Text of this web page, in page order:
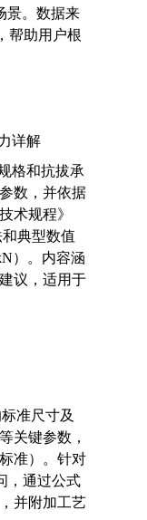
景。数据来
帮助用户根
详解
格和抗拔承
数，并依据
术规程》
典型数值
）。内容涵
议，适用于
准尺寸及
关键参数，
准）。针对
，通过公式
并附加工艺